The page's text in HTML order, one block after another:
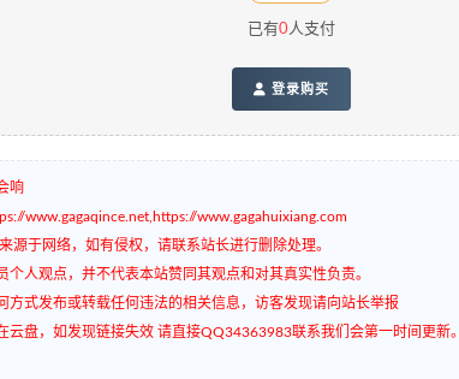
已有0人支付
登录购买
响
www.gagaqince.net,https://www.gagahuixiang.com
源于网络，如有侵权，请联系站长进行删除处理。
个人观点，并不代表本站赞同其观点和对其真实性负责。
方式发布或转载任何违法的相关信息，访客发现请向站长举报
云盘，如发现链接失效 请直接QQ34363983联系我们会第一时间更新。